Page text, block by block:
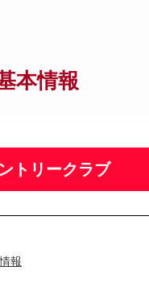
本情報
トリークラブ
報